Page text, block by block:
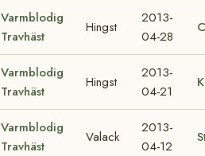
Varmblodig
Travhäst
Hingst
2013-
04-28
Varmblodig
Travhäst
Hingst
2013-
04-21
Varmblodig
Travhäst
Valack
2013-
04-12